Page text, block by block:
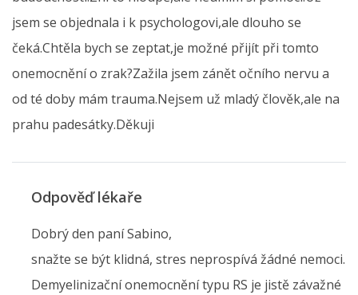
jsem se objednala i k psychologovi,ale dlouho se
čeká.Chtěla bych se zeptat,je možné přijít při tomto
onemocnění o zrak?Zažila jsem zánět očního nervu a
od té doby mám trauma.Nejsem už mladý člověk,ale na
prahu padesátky.Děkuji
Odpověď lékaře
Dobrý den paní Sabino,
snažte se být klidná, stres neprospívá žádné nemoci.
Demyelinizační onemocnění typu RS je jistě závažné